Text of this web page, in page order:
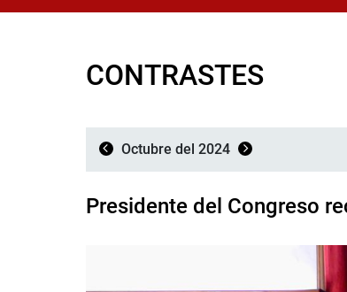
CONTRASTES
Octubre del 2024
Presidente del Congreso